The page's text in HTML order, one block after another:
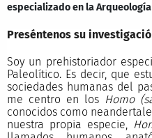
especializado en la
Preséntenos su
Soy un prehistoriador
Paleolítico. Es decir, que
sociedades humanas del
me centro en los Homo
conocidos como
nuestra propia especie,